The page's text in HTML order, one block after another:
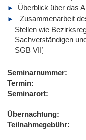
Überblick über das
Zusammenarbeit
Stellen wie
Sachverständigen
SGB VII)
Seminarnummer
Termin
Seminarort
Übernachtung
Teilnahmegebühr